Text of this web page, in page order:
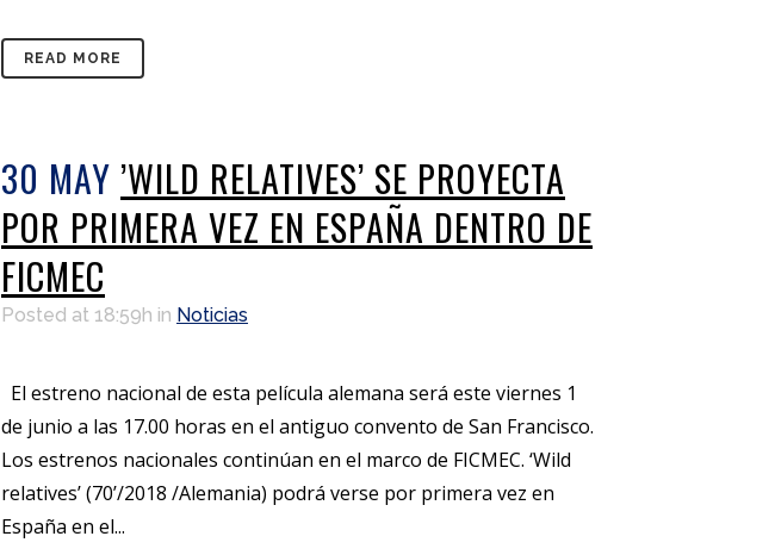
READ MORE
30 MAY ’WILD RELATIVES’ SE PROYECTA
POR PRIMERA VEZ EN ESPAÑA DENTRO DE
FICMEC
Posted at 18:59h in Noticias
El estreno nacional de esta película alemana será este viernes 1
de junio a las 17.00 horas en el antiguo convento de San Francisco.
Los estrenos nacionales continúan en el marco de FICMEC. ‘Wild
relatives’ (70’/2018 /Alemania) podrá verse por primera vez en
España en el...